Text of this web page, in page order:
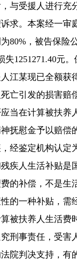
与受援人进行
求。本案经一
80%，被告保险
失1251271.40元
江某现已全额获
亡引发的损害
当在计算被扶
抚慰金予以赔偿
经鉴定机构认
疾人生活补贴
的补偿，不是
的一种补贴，需
被扶养人生活费
刑事责任，受
院判决支持，